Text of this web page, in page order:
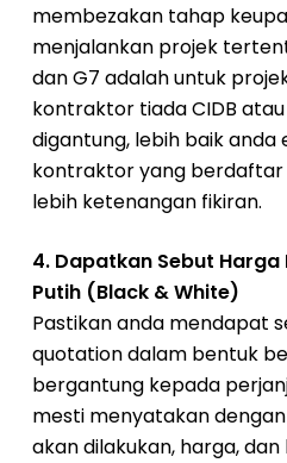
membezakan tahap
menjalankan projek
dan G7 adalah untuk
kontraktor tiada CIDB
digantung, lebih baik anda
kontraktor yang berdaftar
lebih ketenangan fikiran.
4. Dapatkan Sebut
Putih (Black & White)
Pastikan anda mendapat
quotation dalam bentuk
bergantung kepada
mesti menyatakan
akan dilakukan, harga,